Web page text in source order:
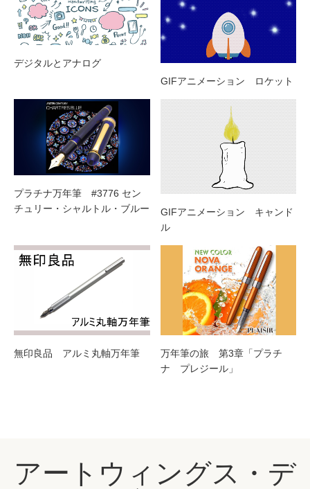
デジタルとアナログ
GIFアニメーション ロケット
プラチナ万年筆 #3776 セン
チュリー・シャルトル・ブルー
GIFアニメーション キャンド
ル
無印良品 アルミ丸軸万年筆
万年筆の旅 第3章「プラチ
ナ プレジール」
アートウィングス・デ